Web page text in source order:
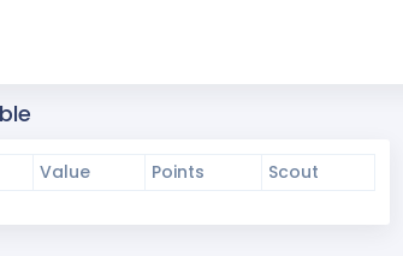
Value Points Scout